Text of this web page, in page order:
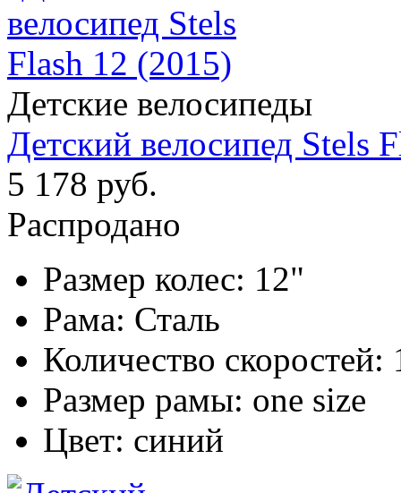
Детские велосипеды
Детский велосипед Stels
5 178 руб.
Распродано
Размер колес: 12"
Рама: Сталь
Количество скоростей:
Размер рамы: one size
Цвет: синий